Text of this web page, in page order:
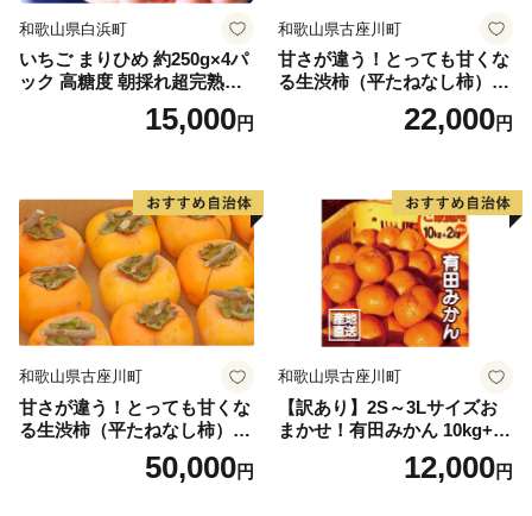
和歌山県白浜町
いちご まりひめ 約250g×4パ
ック 高糖度 朝採れ超完熟ま
りひめ 1月以降発送分
15,000円
和歌山県古座川町
甘さが違う！とっても甘くな
る生渋柿（平たねなし柿）吊
ップ付約4.5～5kg 約24～30
22,000円
和歌山県古座川町
甘さが違う！とっても甘くな
る生渋柿（平たねなし柿）吊
ップ付約14.5～15kg 約60～
50,000円
和歌山県古座川町
【訳あり】2S～3Lサイズお
まかせ！有田みかん 10kg+2k
g保証分 11月から12月下旬ま
でに順次発送致します。 / 訳
12,000円